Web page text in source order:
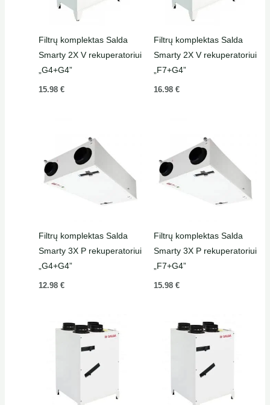
Filtrų komplektas Salda
Smarty 2X V rekuperatoriui
„G4+G4”
15.98 €
Filtrų komplektas Salda
Smarty 2X V rekuperatoriui
„F7+G4”
16.98 €
Filtrų komplektas Salda
Smarty 3X P rekuperatoriui
„G4+G4”
12.98 €
Filtrų komplektas Salda
Smarty 3X P rekuperatoriui
„F7+G4”
15.98 €